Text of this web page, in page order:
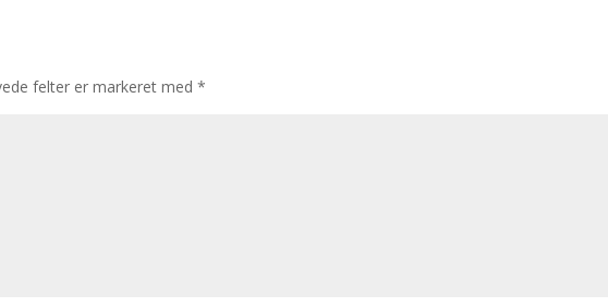
felter er markeret med*